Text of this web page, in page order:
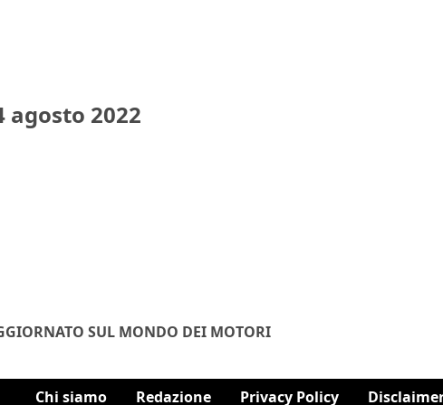
2022
SUL MONDO DEI MOTORI
Chi siamo Redazione Privacy Policy